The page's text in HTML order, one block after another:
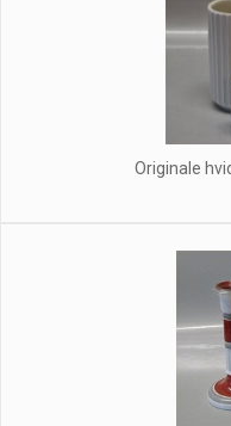
Originale